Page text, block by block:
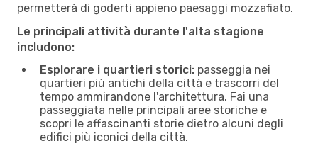
permetterà di goderti appieno paesaggi mozzafiato.
Le principali attività durante l'alta stagione
includono:
Esplorare i quartieri storici: passeggia nei
quartieri più antichi della città e trascorri del
tempo ammirandone l'architettura. Fai una
passeggiata nelle principali aree storiche e
scopri le affascinanti storie dietro alcuni degli
edifici più iconici della città.